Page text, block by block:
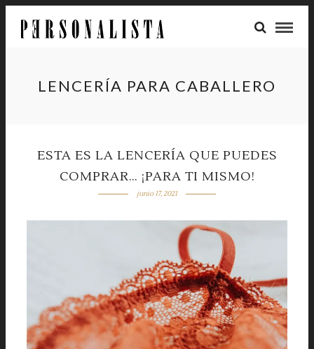
LENCERÍA PARA CABALLERO
ESTA ES LA LENCERÍA QUE PUEDES
COMPRAR… ¡PARA TI MISMO!
junio 17, 2021